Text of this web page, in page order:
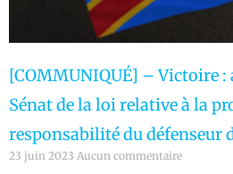
[COMMUNIQUÉ] – Victoire
Sénat de la loi relative à la
responsabilité du défenseur
23 juin 2023 Aucun commentaire